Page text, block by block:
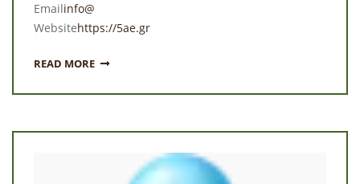
Emailinfo@
Websitehttps://5ae.gr
READ MORE